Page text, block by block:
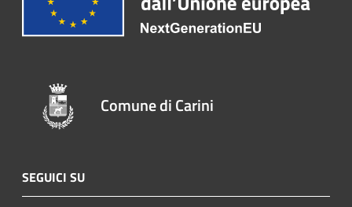
Comune di Carini
SEGUICI SU